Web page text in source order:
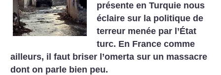
présente en Turquie nous
éclaire sur la politique de
terreur menée par l’État
turc. En France comme
ailleurs, il faut briser l’omerta sur un massacre
dont on parle bien peu.